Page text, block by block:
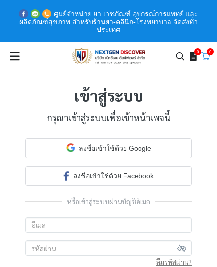
ศูนย์จำหน่าย ยา เวชภัณฑ์ อุปกรณ์การแพทย์ และ
ผลิตภัณฑ์สุขภาพ สำหรับร้านยา-คลินิก-โรงพยาบาล จัดส่งทั่ว
ประเทศ
0 0
เข้าสู่ระบบ
กรุณาเข้าสู่ระบบเพื่อเข้าหน้าเพจนี้
ลงชื่อเข้าใช้ด้วย Google
ลงชื่อเข้าใช้ด้วย Facebook
หรือเข้าสู่ระบบผ่านบัญชีอีเมล
ลืมรหัสผ่าน?